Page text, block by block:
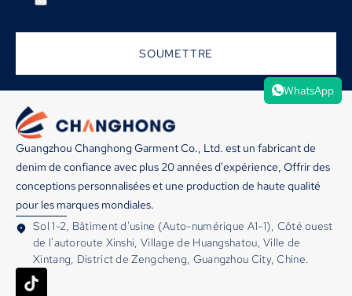
SOUMETTRE
Guangzhou Changhong Garment Co., Ltd. est un fabricant de
denim de confiance avec plus 20 années d'expérience, Offrir des
conceptions personnalisées et une production de haute qualité
pour les marques mondiales.
Sol 1-2, Bâtiment d'usine (Auto-numérique A1-1), Côté ouest
de l'autoroute Xinshi, Village de Huangshatou, Ville de
Xintang, District de Zengcheng, Guangzhou City, Chine.
WhatsApp